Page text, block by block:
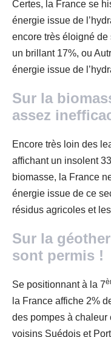
Certes, la France se
énergie issue de
encore très éloigné
un brillant 17%, ou
énergie issue de
Sur la
assez
Encore très loin des
affichant un insolent
biomasse, la France
énergie issue de ce
résidus agricoles et
Sur la
sont permis !
Se positionnant à la 7
la France affiche 2%
des pompes à
voisins Suédois et